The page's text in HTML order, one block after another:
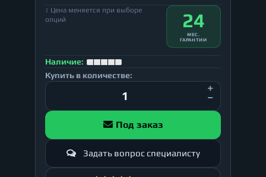
↕ Цена меняется при выборе
опций
24
МЕС.
ГАРАНТИИ
Наличие:
Купить в количестве:
Под заказ
Задать вопрос специалисту